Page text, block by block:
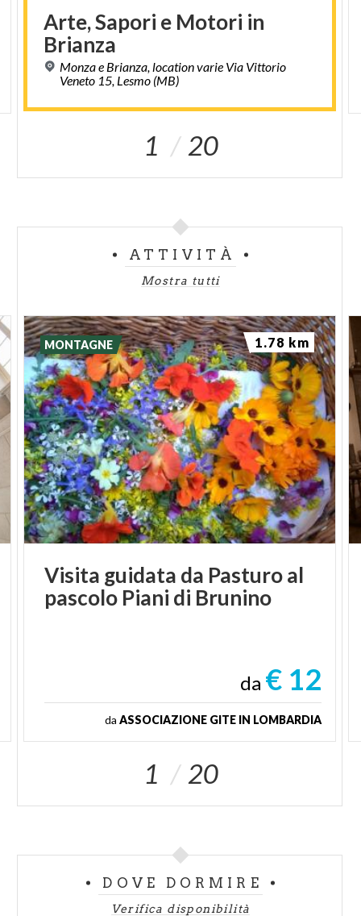
Arte,Sapori e Motori in
Brianza
Monza e Brianza, location varie Via Vittorio
Veneto 15, Lesmo (MB)
1 20
ATTIVITÀ
Mostra tutti
Visita guidata da Pasturoal
pascolo Piani di Brunino
da € 12
da ASSOCIAZIONE GITE IN LOMBARDIA
MONTAGNE 1.78 km
1 20
DOVE DORMIRE
Verifica disponibilità